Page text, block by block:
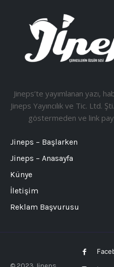
Jineps’te yayımlanan yazı,
Jineps Yayıncılık ve Tic. Ltd.
göstermeden ve link
Jineps – Başlarken
Jineps – Anasayfa
Künye
İletişim
Reklam Başvurusu